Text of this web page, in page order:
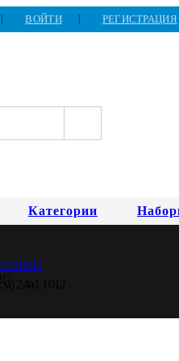
ВОЙТИ РЕГИСТРАЦИЯ
Категории
УЛИЦЫ